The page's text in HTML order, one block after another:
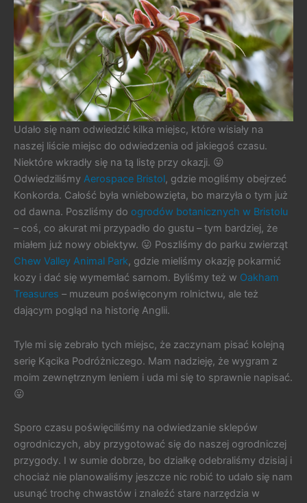
Udało się nam odwiedzić kilka miejsc, które wisiały na
naszej liście miejsc do odwiedzenia od jakiegoś czasu.
Niektóre wkradły się na tą listę przy okazji. 😛
Odwiedziliśmy Aerospace Bristol, gdzie mogliśmy obejrzeć
Konkorda. Całość była wniebowzięta, bo marzyła o tym już
od dawna. Poszliśmy do ogrodów botanicznych w Bristolu
– coś, co akurat mi przypadło do gustu – tym bardziej, że
miałem już nowy obiektyw. 😛 Poszliśmy do parku zwierząt
Chew Valley Animal Park, gdzie mieliśmy okazję pokarmić
kozy i dać się wymemłać sarnom. Byliśmy też w Oakham
Treasures – muzeum poświęconym rolnictwu, ale też
dającym pogląd na historię Anglii.
Tyle mi się zebrało tych miejsc, że zaczynam pisać kolejną
serię Kącika Podróżniczego. Mam nadzieję, że wygram z
moim zewnętrznym leniem i uda mi się to sprawnie napisać.
😛
Sporo czasu poświęciliśmy na odwiedzanie sklepów
ogrodniczych, aby przygotować się do naszej ogrodniczej
przygody. I w sumie dobrze, bo działkę odebraliśmy dzisiaj i
chociaż nie planowaliśmy jeszcze nic robić to udało się nam
usunąć trochę chwastów i znaleźć stare narzędzia w